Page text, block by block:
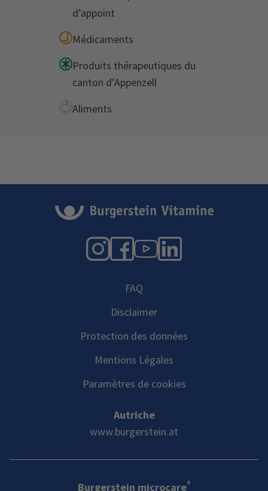
d’appoint
Médicaments
Produits thérapeutiques du
canton d’Appenzell
Aliments
Instagram
Facebook
YouTube
LinkedIn
FAQ
Disclaimer
Protection des données
Mentions Légales
Paramètres de cookies
Autriche
www.burgerstein.at
Burgerstein microcare®